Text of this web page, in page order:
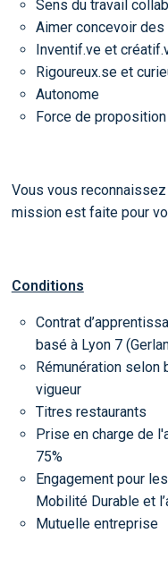
Sens du travail
Aimer concevoir
Inventif.ve et
Rigoureux.se et
Autonome
Force de proposition
Vous vous
mission est faite pour
Conditions
Contrat
basé à Lyon 7
Rémunération selon
vigueur
Titres restaurants
Prise en charge de
75%
Engagement pour
Mobilité Durable et
Mutuelle entreprise